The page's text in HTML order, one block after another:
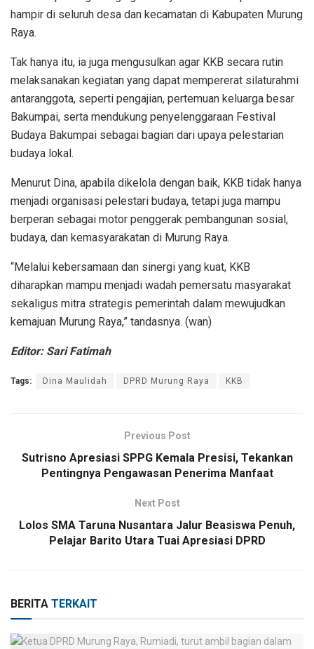
hampir di seluruh desa dan kecamatan di Kabupaten Murung
Raya.
Tak hanya itu, ia juga mengusulkan agar KKB secara rutin
melaksanakan kegiatan yang dapat mempererat silaturahmi
antaranggota, seperti pengajian, pertemuan keluarga besar
Bakumpai, serta mendukung penyelenggaraan Festival
Budaya Bakumpai sebagai bagian dari upaya pelestarian
budaya lokal.
Menurut Dina, apabila dikelola dengan baik, KKB tidak hanya
menjadi organisasi pelestari budaya, tetapi juga mampu
berperan sebagai motor penggerak pembangunan sosial,
budaya, dan kemasyarakatan di Murung Raya.
“Melalui kebersamaan dan sinergi yang kuat, KKB
diharapkan mampu menjadi wadah pemersatu masyarakat
sekaligus mitra strategis pemerintah dalam mewujudkan
kemajuan Murung Raya,” tandasnya. (wan)
Editor: Sari Fatimah
Tags: Dina Maulidah DPRD Murung Raya KKB
Previous Post
Sutrisno Apresiasi SPPG Kemala Presisi, Tekankan
Pentingnya Pengawasan Penerima Manfaat
Next Post
Lolos SMA Taruna Nusantara Jalur Beasiswa Penuh,
Pelajar Barito Utara Tuai Apresiasi DPRD
BERITA TERKAIT